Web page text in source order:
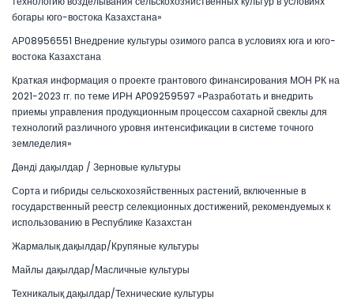
богары юго-востока Казахстана»
АР08956551 Внедрение культуры озимого рапса в условиях юга и юго-
востока Казахстана
Краткая информация о проекте грантового финансирования МОН РК на
2021-2023 гг. по теме ИРН AP09259597 «Разработать и внедрить
приемы управления продукционным процессом сахарной свеклы для
технологий различного уровня интенсификации в системе точного
земледелия»
Дәнді дақылдар / Зерновые культуры
Сорта и гибриды сельскохозяйственных растений, включенные в
государственный реестр селекционных достижений, рекомендуемых к
использованию в Республике Казахстан
Жармалық дақылдар/Крупяные культуры
Майлы дақылдар/Масличные культуры
Техникалық дақылдар/Технические культуры